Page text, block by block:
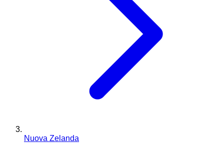
Nuova Zelanda